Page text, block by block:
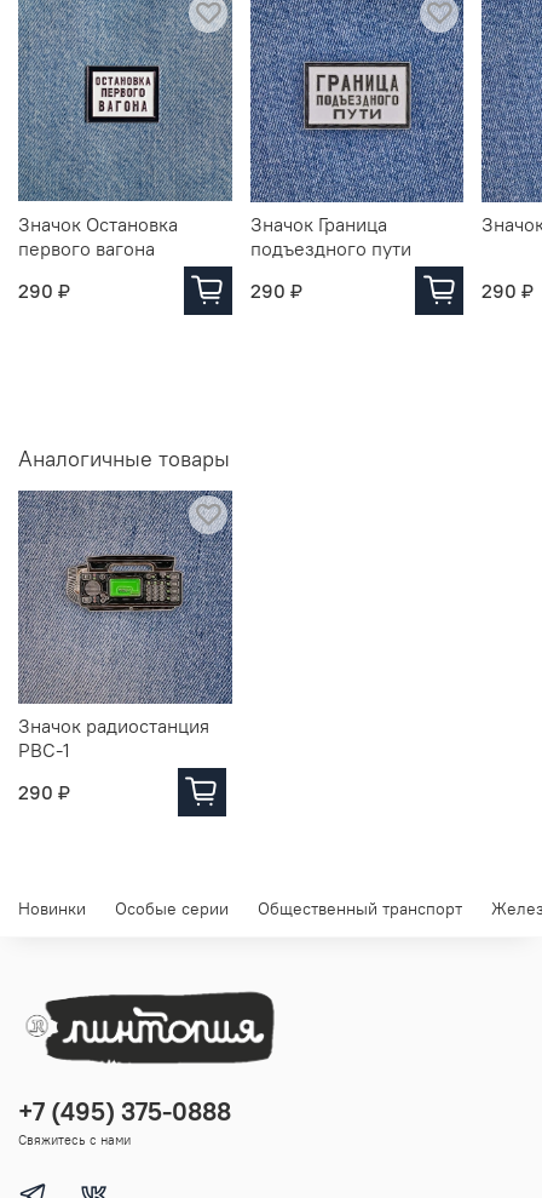
Значок Остановка
первого вагона
290 ₽
Значок Граница
подъездного пути
290 ₽
290 ₽
Аналогичные товары
Значок радиостанция
РВС-1
290 ₽
Новинки Особые серии Общественный транспорт
+7 (495) 375-0888
Свяжитесь с нами